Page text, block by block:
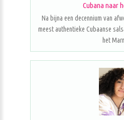
Cubana naar
Na bijna een decennium van
meest authentieke Cubaanse
het